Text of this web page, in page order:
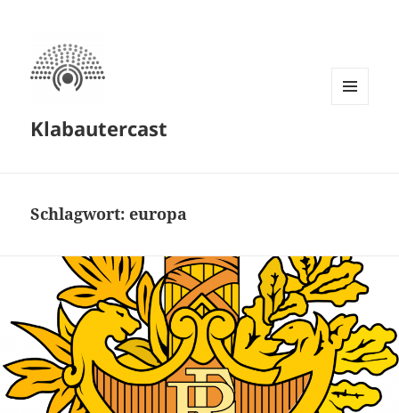
Klabautercast
Schlagwort:europa